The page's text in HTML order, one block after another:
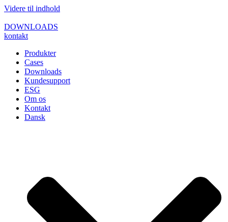
Videre til indhold
DOWNLOADS
kontakt
Produkter
Cases
Downloads
Kundesupport
ESG
Om os
Kontakt
Dansk